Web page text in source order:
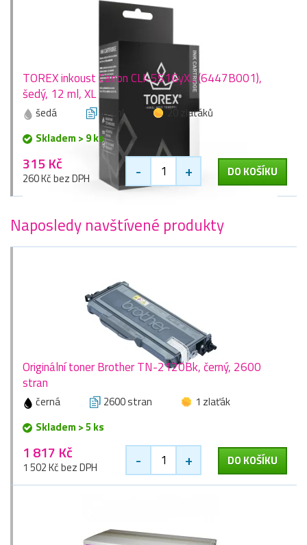
TOREX inkoust Canon CLI-551GyXL (6447B001),
šedý, 12 ml, XL
šedá 12 ml
20 zlaťáků
Skladem > 9 ks
315 Kč
260 Kč bez DPH - + DO KOŠÍKU
Naposledy navštívené produkty
Originální toner Brother TN-2120Bk, černý, 2600
stran
černá 2600 stran
1 zlaťák
Skladem > 5 ks
1 817 Kč
1 502 Kč bez DPH - + DO KOŠÍKU